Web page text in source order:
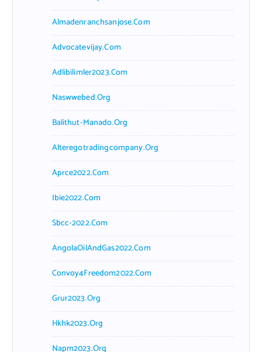
Almadenranchsanjose.com
Advocatevijay.com
Adlibilimler2023.com
Naswwebed.org
Balithut-Manado.org
Alteregotradingcompany.org
Aprce2022.com
Ibie2022.com
Sbcc-2022.com
AngolaOilAndGas2022.com
Convoy4Freedom2022.com
Grur2023.org
Hkhk2023.org
Napm2023.org